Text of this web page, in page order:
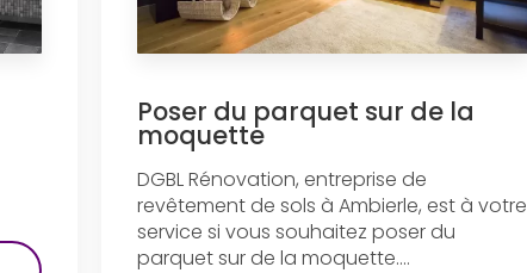
Poser du parquet sur de la
moquette
DGBL Rénovation, entreprise de
revêtement de sols à Ambierle, est à votre
service si vous souhaitez poser du
parquet sur de la moquette....